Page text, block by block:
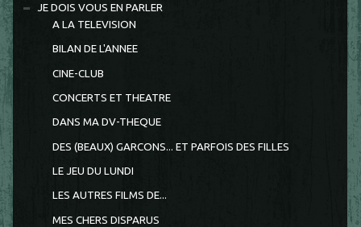
JE DOIS VOUS EN PARLER
A LA TELEVISION
BILAN DE L'ANNEE
CINE-CLUB
CONCERTS ET THEATRE
DANS MA DV-THEQUE
DES (BEAUX) GARCONS... ET PARFOIS DES FILLES
LE JEU DU LUNDI
LES AUTRES FILMS DE...
MES CHERS DISPARUS